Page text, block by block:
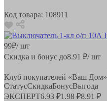
Код товара: 108911
99₽/ шт
Скидка и бонус до8.91 ₽/ шт
Клуб покупателей «Ваш Дом»
СтатусСкидкаБонусВыгода
ЭКСПЕРТ6.93 ₽1.98 ₽8.91 ₽